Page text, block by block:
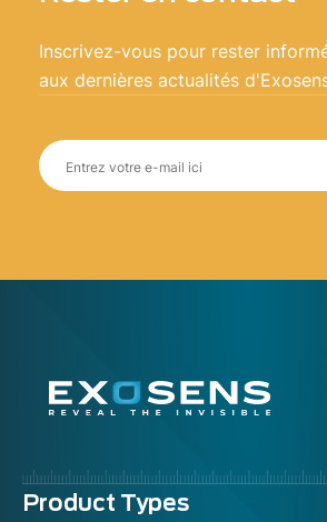
Inscrivez-vous pour rester
aux dernières actualités
Menu
Product Types